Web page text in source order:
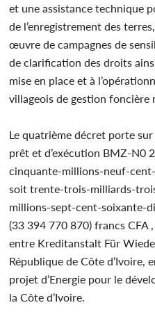
et une assistance technique
de l’enregistrement des
œuvre de campagnes de
de clarification des droits
mise en place et à
villageois de gestion foncière
Le quatrième décret porte
prêt et d’exécution BMZ-N0
cinquante-millions-neuf-
soit trente-trois-milliards-
millions-sept-cent-soixante-
(33 394 770 870) francs CFA
entre Kreditanstalt Für
République de Côte d’Ivoire,
projet d’Energie pour le
la Côte d’Ivoire.